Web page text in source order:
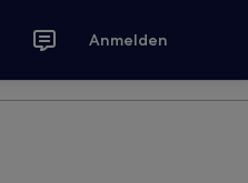
Anmelden